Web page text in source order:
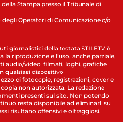
Stampa presso il Tribunale di
Operatori di Comunicazione c/o
giornalistici della testata STILETV è
la riproduzione e l’uso, anche parziale,
audio/video, filmati, loghi, grafiche
qualsiasi dispositivo
di fotocopie, registrazioni, cover e
non autorizzata. La redazione
presenti sul sito. Non potendo
resta disponibile ad eliminarli su
risultano offensivi e oltraggiosi.